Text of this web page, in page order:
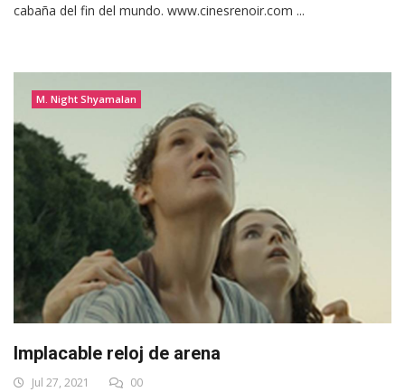
cabaña del fin del mundo. www.cinesrenoir.com ...
M. Night Shyamalan
Implacable reloj de arena
Jul 27, 2021 00